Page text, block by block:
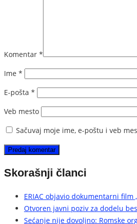
Komentar *
Ime *
E-pošta *
Veb mesto
Sačuvaj moje ime, e-poštu i veb
Skorašnji članci
ERIAC objavio dokumentarni film
Otvoren javni poziv za dodelu
Sećanje nije dovoljno: Romske